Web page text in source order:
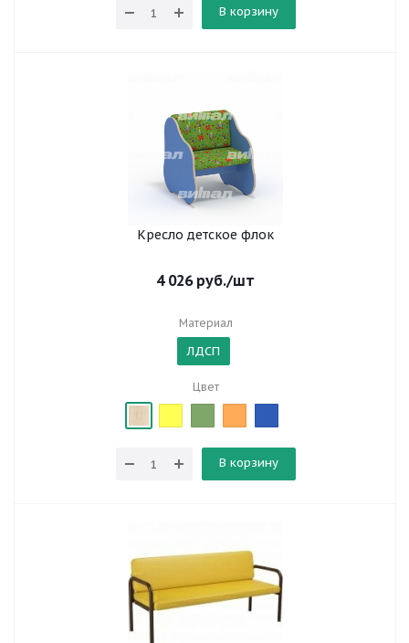
В корзину
Кресло детское флок
4 026руб./шт
Материал
ЛДСП
Цвет
В корзину